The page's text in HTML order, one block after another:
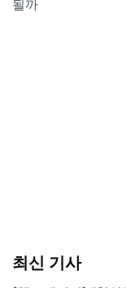
될까
최신 기사